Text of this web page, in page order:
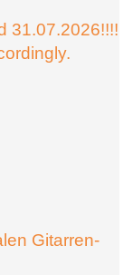
31.07.2026!!!!
Gitarren-